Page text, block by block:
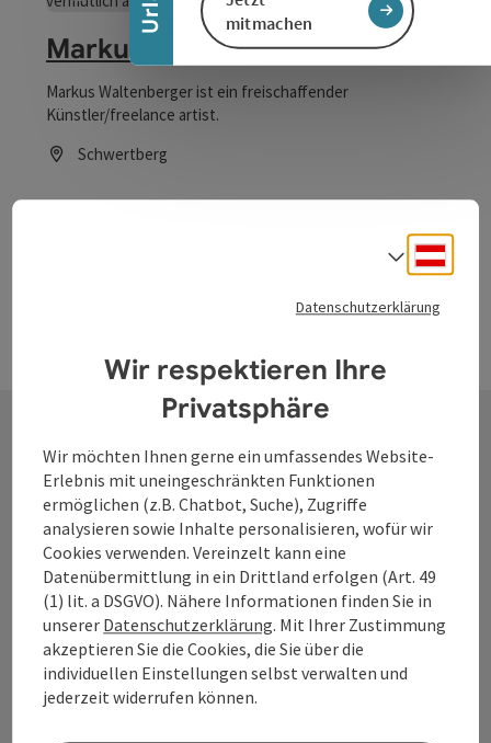
mitmachen
Markus Waltenberger - Maler
Markus Waltenberger ist ein freischaffender
Künstler/freelance artist.
Schwertberg
Kontakt
Tourismusverband Donauregion
Oberösterreich
WGD Donau Oberösterreich Tourismus
GmbH
Lindengasse 9
Datenschutzerklärung
Wir respektieren Ihre
Privatsphäre
Wir möchten Ihnen gerne ein umfassendes Website-
Erlebnis mit uneingeschränkten Funktionen
ermöglichen (z.B. Chatbot, Suche), Zugriffe
analysieren sowie Inhalte personalisieren, wofür wir
Cookies verwenden. Vereinzelt kann eine
Datenübermittlung in ein Drittland erfolgen (Art. 49
(1) lit. a DSGVO). Nähere Informationen finden Sie in
unserer Datenschutzerklärung. Mit Ihrer Zustimmung
akzeptieren Sie die Cookies, die Sie über die
individuellen Einstellungen selbst verwalten und
jederzeit widerrufen können.